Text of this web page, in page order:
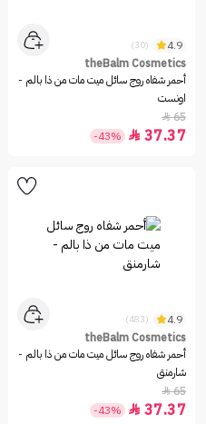
4.9
(30)
theBalm Cosmetics
أحمر شفاه روج سائل ميت مات من ذا بالم -
اونست
65

37.37

-43%
4.9
(483)
theBalm Cosmetics
أحمر شفاه روج سائل ميت مات من ذا بالم -
شارمنق
65

37.37

-43%